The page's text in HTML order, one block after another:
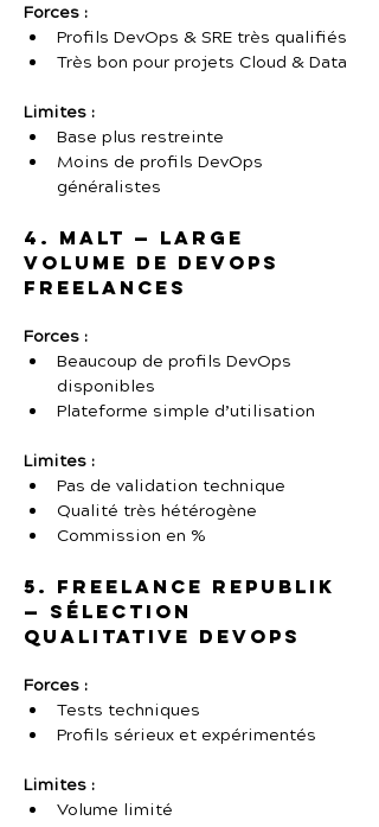
Forces :
Profils DevOps & SRE très qualifiés
Très bon pour projets Cloud & Data
Limites :
Base plus restreinte
Moins de profils DevOps
généralistes
4. Malt — Large
volume de DevOps
freelances
Forces :
Beaucoup de profils DevOps
disponibles
Plateforme simple d’utilisation
Limites :
Pas de validation technique
Qualité très hétérogène
Commission en %
5. Freelance Republik
— Sélection
qualitative DevOps
Forces :
Tests techniques
Profils sérieux et expérimentés
Limites :
Volume limité